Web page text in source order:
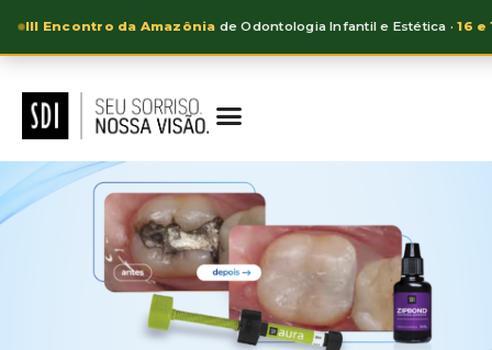
III Encontro da Amazônia de Odontologia Infantil e Estética ·16 e